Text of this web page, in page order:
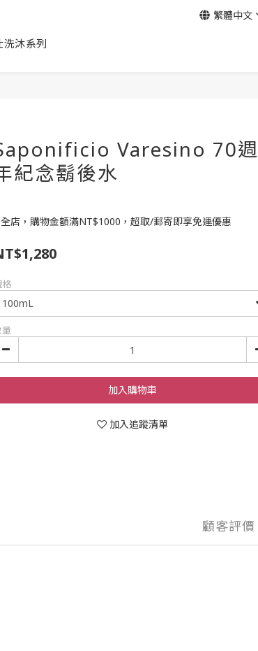
洗沐系列
繁體中文
Varesino 70週
紀念鬍後水
全店，購物金額滿NT$1000，超取/郵寄即享免運優惠
格
加入購物車
加入追蹤清單
顧客評價